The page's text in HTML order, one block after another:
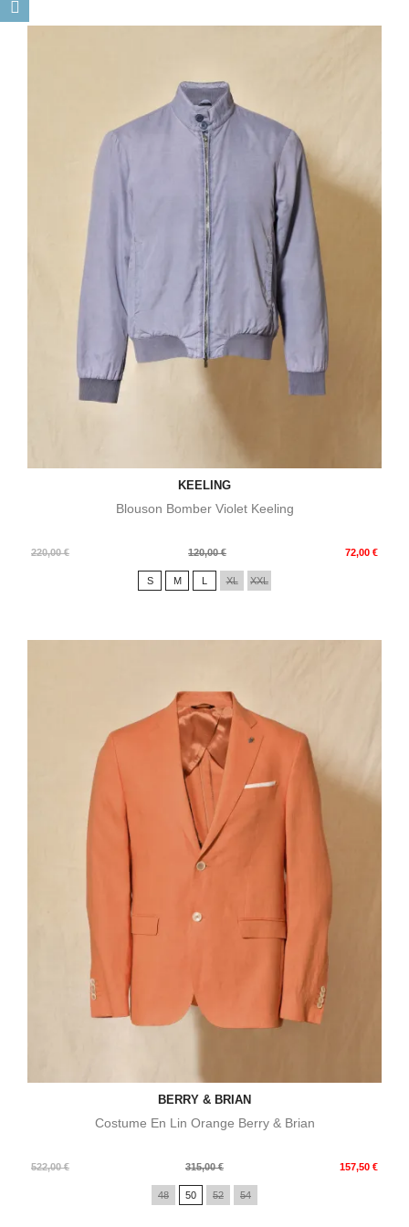
KEELING
Blouson Bomber Violet Keeling
220,00 €
Prix
120,00 € 72,00 €
Prix
S M XL XXL
BERRY & BRIAN
Costume En Lin Orange Berry & Brian
522,00 €
Prix
315,00 € 157,50 €
Prix
48 50 52 54